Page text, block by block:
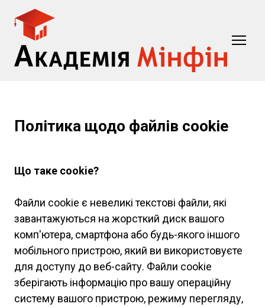
Політика щодо файлів cookie
Що таке cookie?
Файли cookie є невеликі текстові файли, які
завантажуються на жорсткий диск вашого
комп'ютера, смартфона або будь-якого іншого
мобільного пристрою, який ви використовуєте
для доступу до веб-сайту. Файли cookie
зберігають інформацію про вашу операційну
систему вашого пристрою, режиму перегляду,